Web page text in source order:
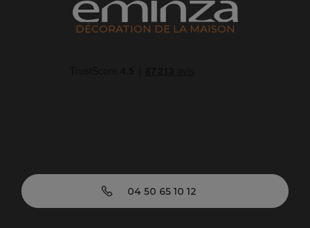
DÉCORATION DE LA MAISON
04 50 65 10 12